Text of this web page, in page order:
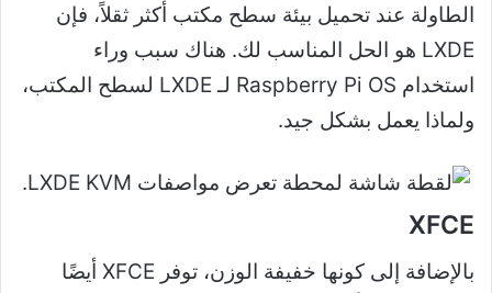
الطاولة عند تحميل بيئة سطح مكتب أكثر ثقلاً، فإن
LXDE هو الحل المناسب لك. هناك سبب وراء
استخدام Raspberry Pi OS لـ LXDE لسطح المكتب،
ولماذا يعمل بشكل جيد.
XFCE
بالإضافة إلى كونها خفيفة الوزن، توفر XFCE أيضًا